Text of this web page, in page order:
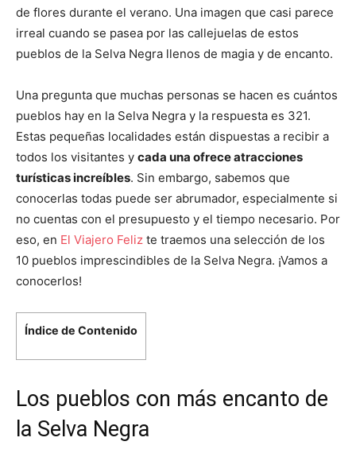
de flores durante el verano. Una imagen que casi parece
irreal cuando se pasea por las callejuelas de estos
pueblos de la Selva Negra llenos de magia y de encanto.
Una pregunta que muchas personas se hacen es cuántos
pueblos hay en la Selva Negra y la respuesta es 321.
Estas pequeñas localidades están dispuestas a recibir a
todos los visitantes y cada una ofrece atracciones
turísticas increíbles. Sin embargo, sabemos que
conocerlas todas puede ser abrumador, especialmente si
no cuentas con el presupuesto y el tiempo necesario. Por
eso, en El Viajero Feliz te traemos una selección de los
10 pueblos imprescindibles de la Selva Negra. ¡Vamos a
conocerlos!
Índice de Contenido
Los pueblos con más encanto de
la Selva Negra